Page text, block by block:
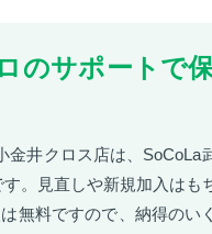
のサポートで
井クロス店は、SoCoLa
。見直しや新規加入はも
無料ですので、納得のい